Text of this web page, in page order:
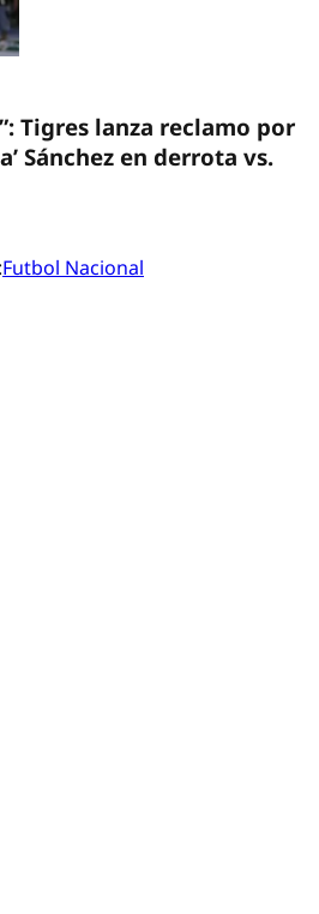
Tigres lanza reclamo por
Sánchez en derrota vs.
Futbol Nacional